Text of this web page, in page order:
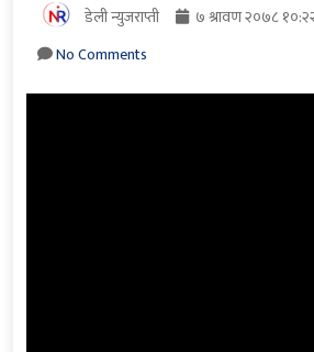
डेली न्युजराप्ती ७ श्रावण २०७८ १०:२२
No Comments